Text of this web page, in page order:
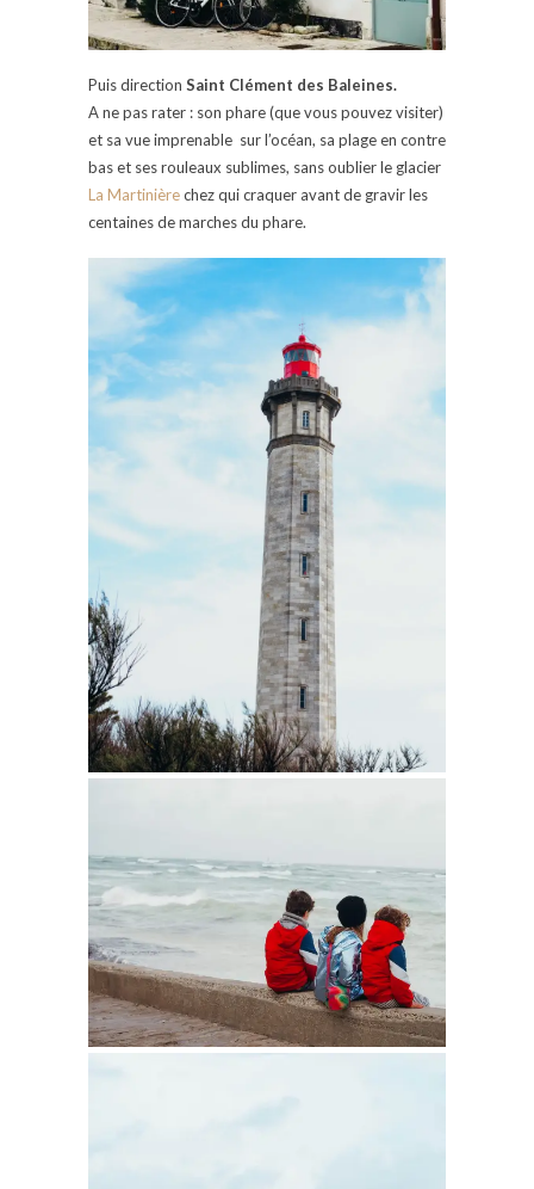
Puis direction Saint Clément des Baleines.
A ne pas rater : son phare (que vous pouvez visiter)
et sa vue imprenable sur l’océan, sa plage en contre
bas et ses rouleaux sublimes, sans oublier le glacier
La Martinièrechez qui craquer avant de gravir les
centaines de marches du phare.